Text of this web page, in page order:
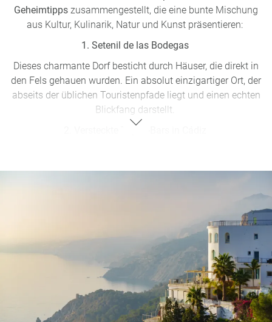
Geheimtipps zusammengestellt, die eine bunte Mischung
aus Kultur, Kulinarik, Natur und Kunst präsentieren:
1. Setenil de las Bodegas
Dieses charmante Dorf besticht durch Häuser, die direkt in
den Fels gehauen wurden. Ein absolut einzigartiger Ort, der
abseits der üblichen Touristenpfade liegt und einen echten
Blickfang darstellt.
das lebendige andalusische Lebensgefühl hautnah - ein
3. Intime Flamenco-Abende in Granada
Erleben Sie die Leidenschaft des Flamenco in historischen
Vierteln Granadas. Diese intimen Abende bieten Ihnen die
Möglichkeit, den authentischen Charme der andalusischen
Kultur in einer persönlichen Atmosphäre zu genießen.
4. Radtour durch die Sierra de Grazalema